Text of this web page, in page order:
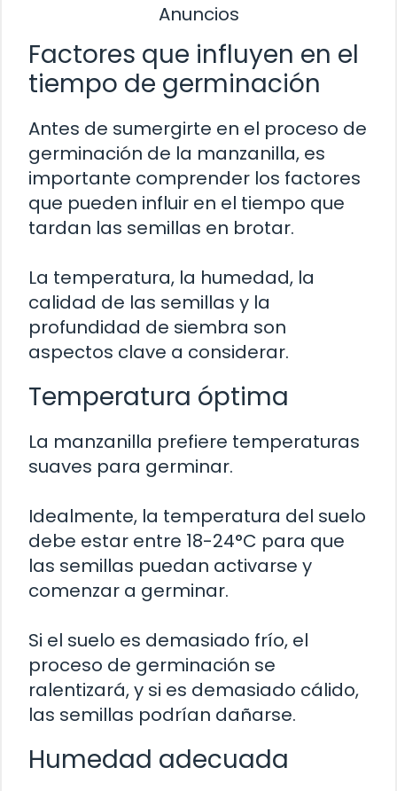
Anuncios
Factores que influyen en el
tiempo de germinación
Antes de sumergirte en el proceso de
germinación de la manzanilla, es
importante comprender los factores
que pueden influir en el tiempo que
tardan las semillas en brotar.
La temperatura, la humedad, la
calidad de las semillas y la
profundidad de siembra son
aspectos clave a considerar.
Temperatura óptima
La manzanilla prefiere temperaturas
suaves para germinar.
Idealmente, la temperatura del suelo
debe estar entre 18-24°C para que
las semillas puedan activarse y
comenzar a germinar.
Si el suelo es demasiado frío, el
proceso de germinación se
ralentizará, y si es demasiado cálido,
las semillas podrían dañarse.
Humedad adecuada